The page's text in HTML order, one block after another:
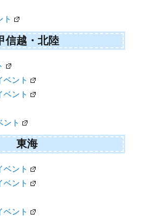
ト
信越・北陸
ベント
ベント
ント
東海
ベント
ベント
ベント